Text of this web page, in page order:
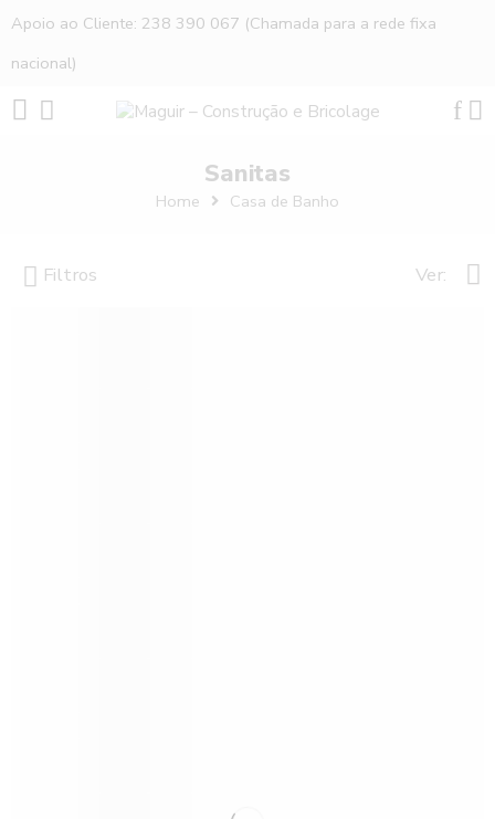
Apoio ao Cliente: 238 390 067 (Chamada para a rede fixa
nacional)
Sanitas
Home Casa de Banho
Filtros Ver: